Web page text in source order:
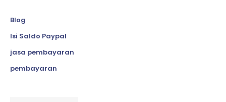
Blog
Isi Saldo Paypal
jasa pembayaran
pembayaran